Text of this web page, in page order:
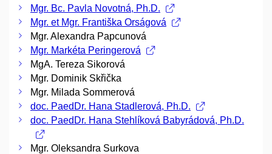
Mgr. Bc. Pavla Novotná, Ph.D.
Mgr. et Mgr. Františka Orságová
Mgr. Alexandra Papcunová
Mgr. Markéta Peringerová
MgA. Tereza Sikorová
Mgr. Dominik Skřička
Mgr. Milada Sommerová
doc. PaedDr. Hana Stadlerová, Ph.D.
doc. PaedDr. Hana Stehlíková Babyrádová, Ph.D.
Mgr. Oleksandra Surkova